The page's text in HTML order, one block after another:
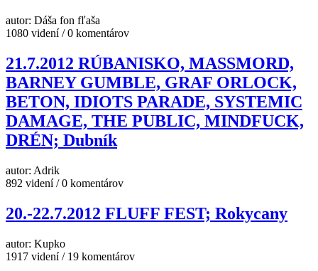
autor: Dáša fon fľaša
1080 videní / 0 komentárov
21.7.2012 RÚBANISKO, MASSMORD,
BARNEY GUMBLE, GRAF ORLOCK,
BETON, IDIOTS PARADE, SYSTEMIC
DAMAGE, THE PUBLIC, MINDFUCK,
DRÉN; Dubník
autor: Adrik
892 videní / 0 komentárov
20.-22.7.2012 FLUFF FEST; Rokycany
autor: Kupko
1917 videní / 19 komentárov